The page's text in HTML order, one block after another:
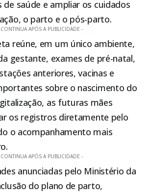
de saúde e ampliar os cuidados
o parto e o pós-parto.
APÓS A PUBLICIDADE -
reúne, em um único ambiente,
gestante, exames de pré-natal,
anteriores, vacinas e
sobre o nascimento do
as futuras mães
os registros diretamente pelo
o acompanhamento mais
APÓS A PUBLICIDADE -
anunciadas pelo Ministério da
do plano de parto,